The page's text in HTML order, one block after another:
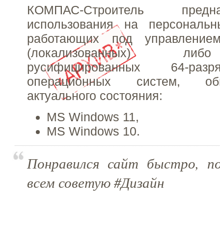
КОМПАС-Строитель
использования на
работающих под
(локализованных)
русифицированных 64-
операционных систем,
актуального состояния:
MS Windows 11,
MS Windows 10.
Понравился сайт быстро,
всем советую #Дизайн